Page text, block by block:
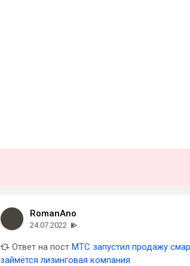
RomanAno
24.07.2022
Ответ на пост МТС запустил продажу
займётся лизинговая компания